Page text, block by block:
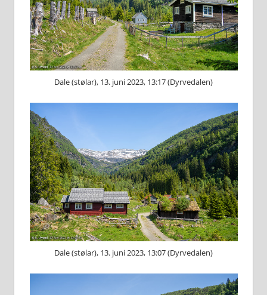
Dale (stølar), 13. juni 2023, 13:17 (Dyrvedalen)
Dale (stølar), 13. juni 2023, 13:07 (Dyrvedalen)